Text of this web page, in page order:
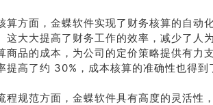
算方面，金蝶软件实现了财务核算的自动
这大大提高了财务工作的效率，减少了人
商品的成本，为公司的定价策略提供有力
提高了约 30%，成本核算的准确性也得到
程规范方面，金蝶软件具有高度的灵活性